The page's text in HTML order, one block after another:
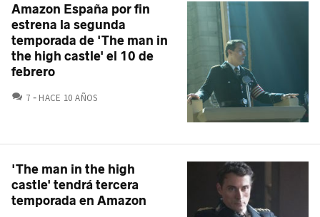
Amazon España por fin
estrena la segunda
temporada de 'The man in
the high castle' el 10 de
febrero
7 COMENTARIOS
HACE 10 AÑOS
'The man in the high
castle' tendrá tercera
temporada en Amazon